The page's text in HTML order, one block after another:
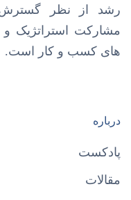
رشد از نظر
مشارکت استراتژیک و
های کسب و کار است.
درباره
پادکست
مقالات